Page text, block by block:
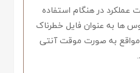
در هنگام استفاده
ها به عنوان فایل خطرناک
به صورت موقت آنتی